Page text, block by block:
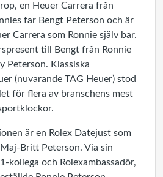
en Heuer Carrera från
far Bengt Peterson och är
Carrera som Ronnie själv bar.
till Bengt från Ronnie
Peterson. Klassiska
(nuvarande TAG Heuer) stod
för flera av branschens mest
är en Rolex Datejust som
Britt Peterson. Via sin
kollega och Rolexambassadör,